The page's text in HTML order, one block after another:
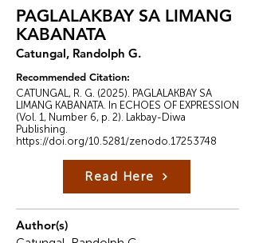
PAGLALAKBAY SA LIMANG
KABANATA
Catungal, Randolph G.
Recommended Citation:
CATUNGAL, R. G. (2025). PAGLALAKBAY SA
LIMANG KABANATA. In ECHOES OF EXPRESSION
(Vol. 1, Number 6, p. 2). Lakbay-Diwa
Publishing.
https://doi.org/10.5281/zenodo.17253748
Read Here
Author(s)